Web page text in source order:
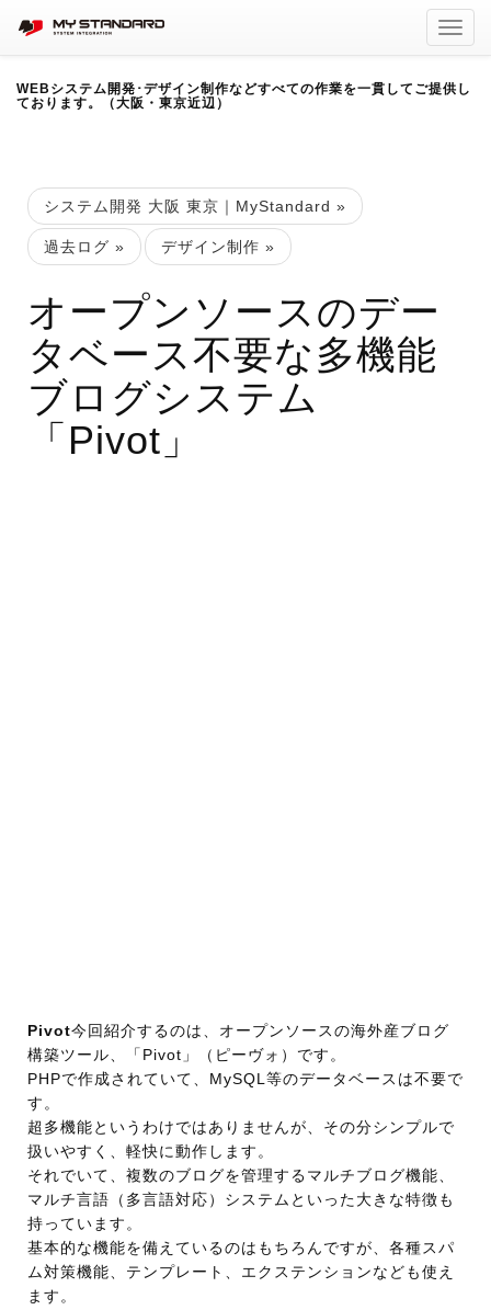
WEBシステム開発･デザイン制作などすべての作業を一貫してご提供し
ております。（大阪・東京近辺）
システム開発 大阪 東京｜MyStandard »
過去ログ » デザイン制作 »
オープンソースのデー
タベース不要な多機能
ブログシステム
「Pivot」
Pivot今回紹介するのは、オープンソースの海外産ブログ
構築ツール、「Pivot」（ピーヴォ）です。
PHPで作成されていて、MySQL等のデータベースは不要で
す。
超多機能というわけではありませんが、その分シンプルで
扱いやすく、軽快に動作します。
それでいて、複数のブログを管理するマルチブログ機能、
マルチ言語（多言語対応）システムといった大きな特徴も
持っています。
基本的な機能を備えているのはもちろんですが、各種スパ
ム対策機能、テンプレート、エクステンションなども使え
ます。